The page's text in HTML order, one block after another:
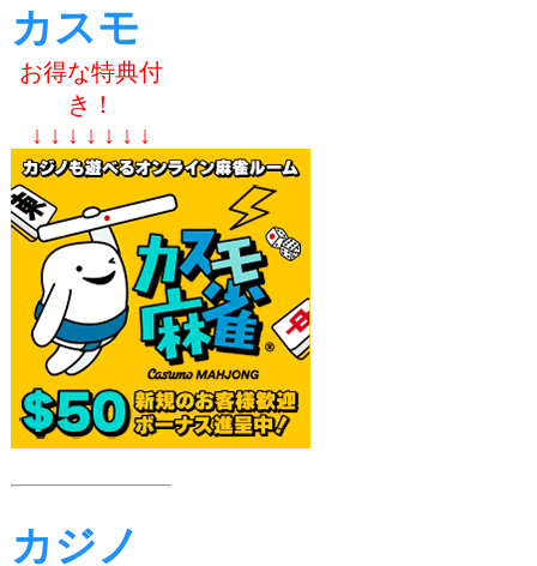
カスモ
お得な特典付
き！
↓ ↓ ↓ ↓ ↓ ↓ ↓
カジノ